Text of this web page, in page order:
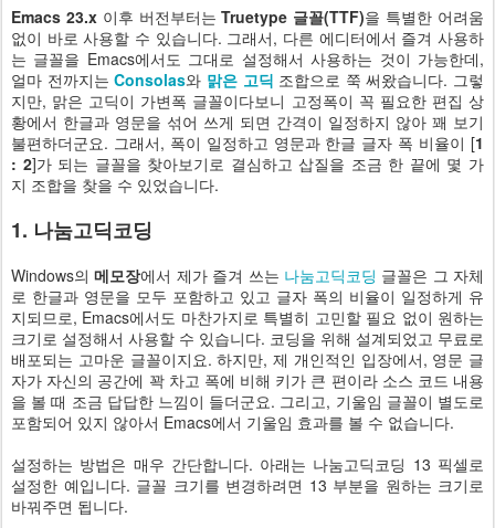
Emacs 23.x이후 버전부터는Truetype 글꼴(TTF)을 특별한 어려움
없이 바로 사용할 수 있습니다. 그래서, 다른 에디터에서 즐겨 사용하
는 글꼴을 Emacs에서도 그대로 설정해서 사용하는 것이 가능한데,
얼마 전까지는Consolas와 맑은 고딕 조합으로 쭉 써왔습니다. 그렇
지만, 맑은 고딕이 가변폭 글꼴이다보니 고정폭이 꼭 필요한 편집 상
황에서 한글과 영문을 섞어 쓰게 되면 간격이 일정하지 않아 꽤 보기
불편하더군요. 그래서, 폭이 일정하고 영문과 한글 글자 폭 비율이 [1
: 2]가 되는 글꼴을 찾아보기로 결심하고 삽질을 조금 한 끝에 몇 가
지 조합을 찾을 수 있었습니다.
1. 나눔고딕코딩
Windows의메모장에서 제가 즐겨 쓰는 나눔고딕코딩 글꼴은 그 자체
로 한글과 영문을 모두 포함하고 있고 글자 폭의 비율이 일정하게 유
지되므로, Emacs에서도 마찬가지로 특별히 고민할 필요 없이 원하는
크기로 설정해서 사용할 수 있습니다. 코딩을 위해 설계되었고 무료로
배포되는 고마운 글꼴이지요. 하지만, 제 개인적인 입장에서, 영문 글
자가 자신의 공간에 꽉 차고 폭에 비해 키가 큰 편이라 소스 코드 내용
을 볼 때 조금 답답한 느낌이 들더군요. 그리고, 기울임 글꼴이 별도로
포함되어 있지 않아서 Emacs에서 기울임 효과를 볼 수 없습니다.
설정하는 방법은 매우 간단합니다. 아래는 나눔고딕코딩 13 픽셀로
설정한 예입니다. 글꼴 크기를 변경하려면 13 부분을 원하는 크기로
바꿔주면 됩니다.